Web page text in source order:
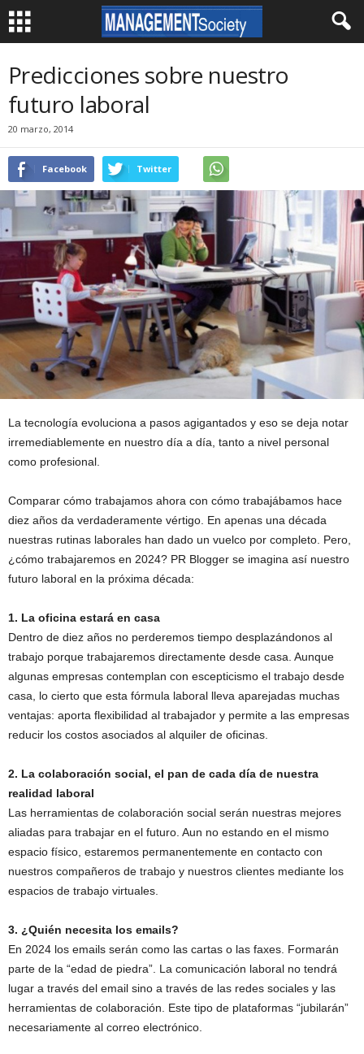
Predicciones sobre nuestro
futuro laboral
20 marzo, 2014
Facebook Twitter
La tecnología evoluciona a pasos agigantados y eso se deja notar
irremediablemente en nuestro día a día, tanto a nivel personal
como profesional.
Comparar cómo trabajamos ahora con cómo trabajábamos hace
diez años da verdaderamente vértigo. En apenas una década
nuestras rutinas laborales han dado un vuelco por completo. Pero,
¿cómo trabajaremos en 2024? PR Blogger se imagina así nuestro
futuro laboral en la próxima década:
1. La oficina estará en casa
Dentro de diez años no perderemos tiempo desplazándonos al
trabajo porque trabajaremos directamente desde casa. Aunque
algunas empresas contemplan con escepticismo el trabajo desde
casa, lo cierto que esta fórmula laboral lleva aparejadas muchas
ventajas: aporta flexibilidad al trabajador y permite a las empresas
reducir los costos asociados al alquiler de oficinas.
2. La colaboración social, el pan de cada día de nuestra
realidad laboral
Las herramientas de colaboración social serán nuestras mejores
aliadas para trabajar en el futuro. Aun no estando en el mismo
espacio físico, estaremos permanentemente en contacto con
nuestros compañeros de trabajo y nuestros clientes mediante los
espacios de trabajo virtuales.
3. ¿Quién necesita los emails?
En 2024 los emails serán como las cartas o las faxes. Formarán
parte de la “edad de piedra”. La comunicación laboral no tendrá
lugar a través del email sino a través de las redes sociales y las
herramientas de colaboración. Este tipo de plataformas “jubilarán”
necesariamente al correo electrónico.